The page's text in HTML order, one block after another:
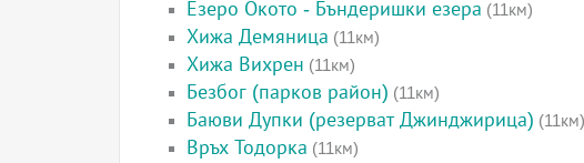
Езеро Окото - Бъндеришки езера (11км)
Хижа Демяница (11км)
Хижа Вихрен (11км)
Безбог (парков район) (11км)
Баюви Дупки (резерват Джинджирица) (11км)
Връх Тодорка (11км)